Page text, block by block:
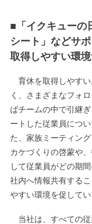
■「イクキューの
シート」などサ
取得しやすい環
育休を取得しやすい
く、さまざまなフォ
ばチームの中で引継
ートした従業員につ
た、家族ミーティン
カケづくりの啓蒙や
して従業員がどの期
社内へ情報共有する
やすい環境を促してい
当社は、すべての従